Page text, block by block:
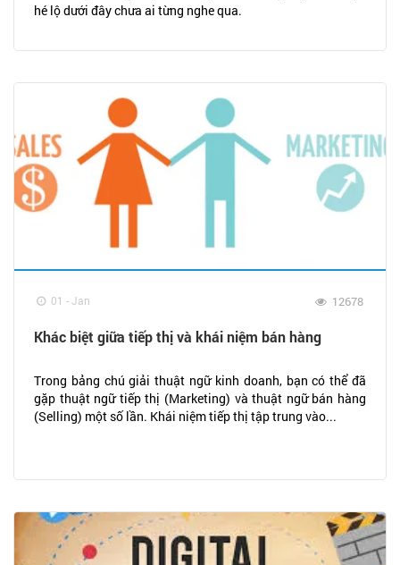
hé lộ dưới đây chưa ai từng nghe qua.
01 - Jan 12678
Khác biệt giữa tiếp thị và khái niệm bán hàng
Trong bảng chú giải thuật ngữ kinh doanh, bạn có thể đã
gặp thuật ngữ tiếp thị (Marketing) và thuật ngữ bán hàng
(Selling) một số lần. Khái niệm tiếp thị tập trung vào...